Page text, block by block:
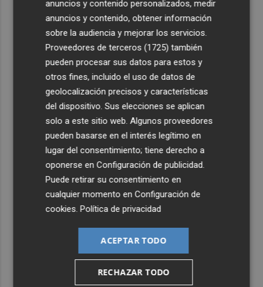
anuncios y contenido personalizados, medir
anuncios y contenido, obtener información
sobre la audiencia y mejorar los servicios.
Proveedores de terceros (1725) también
pueden procesar sus datos para estos y
otros fines, incluido el uso de datos de
geolocalización precisos y características
del dispositivo. Sus elecciones se aplican
solo a este sitio web. Algunos proveedores
pueden basarse en el interés legítimo en
lugar del consentimiento; tiene derecho a
oponerse enConfiguración de publicidad
Puede retirar su consentimiento en
cualquier momento enConfiguración de
cookies .Política de privacidad
ACEPTAR TODO
RECHAZAR TODO